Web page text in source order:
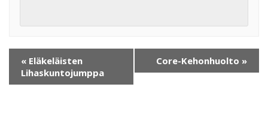
« Eläkeläisten
Lihaskuntojumppa
Core-Kehonhuolto »